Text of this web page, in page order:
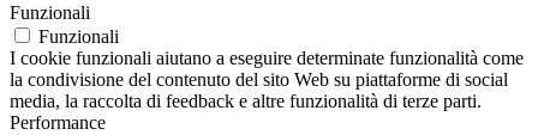
Funzionali
Funzionali
I cookie funzionali aiutano a eseguire determinate funzionalità come
la condivisione del contenuto del sito Web su piattaforme di social
media, la raccolta di feedback e altre funzionalità di terze parti.
Performance